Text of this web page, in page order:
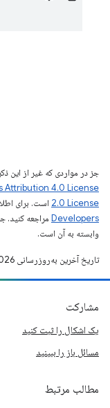
جز در مواردی که غیر از
Attribution 4.0 License
2.0 License است. برای
Developers‏
وابسته به آن است.
تاریخ آخرین به‌روزرسانی 2026-01-07 به‌وقت ساعت هماهنگ جهانی.
مشارکت
یک اشکال را ثبت کنید
مسائل باز را ببینید
مطالب مرتبط